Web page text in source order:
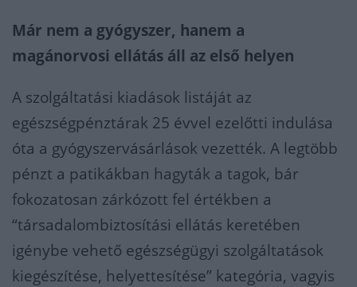
Már nem a gyógyszer, hanem a
magánorvosi ellátás áll az első helyen
A szolgáltatási kiadások listáját az
egészségpénztárak 25 évvel ezelőtti indulása
óta a gyógyszervásárlások vezették. A legtöbb
pénzt a patikákban hagyták a tagok, bár
fokozatosan zárkózott fel értékben a
“társadalombiztosítási ellátás keretében
igénybe vehető egészségügyi szolgáltatások
kiegészítése, helyettesítése” kategória, vagyis